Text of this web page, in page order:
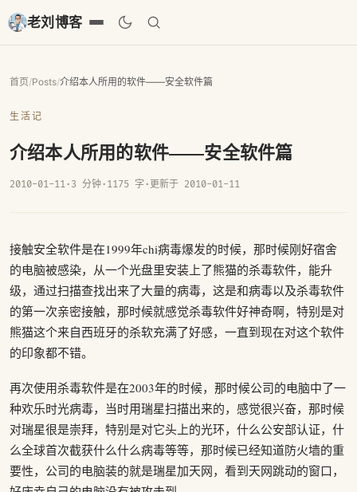
老刘博客
首页/Posts/介绍本人所用的软件——安全软件篇
生活记
介绍本人所用的软件——安全软件篇
2010-01-11· 3 分钟· 1175 字 · 更新于 2010-01-11
接触安全软件是在1999年chi病毒爆发的时候，那时候刚好宿舍
的电脑被感染，从一个光盘里安装上了熊猫的杀毒软件，能升
级，通过扫描查找出来了大量的病毒，这是和病毒以及杀毒软件
的第一次亲密接触，那时候就感觉杀毒软件好神奇啊，特别是对
熊猫这个来自西班牙的杀软充满了好感，一直到现在对这个软件
的印象都不错。
再次使用杀毒软件是在2003年的时候，那时候公司的电脑中了一
种欢乐时光病毒，当时用瑞星扫描出来的，感觉很兴奋，那时候
对瑞星很是崇拜，特别是对它头上的光环，什么公安部认证，什
么全球首次截获什么什么病毒等等，那时候已经知道防火墙的重
要性，公司的电脑装的就是瑞星加天网，看到天网跳动的窗口，